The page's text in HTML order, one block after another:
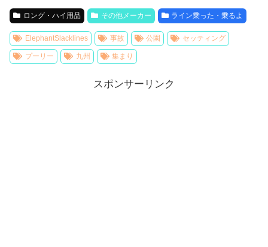
ロング・ハイ用品 その他メーカー ライン乗った・乗るよ
ElephantSlacklines 事故 公園 セッティング
プーリー 九州 集まり
スポンサーリンク